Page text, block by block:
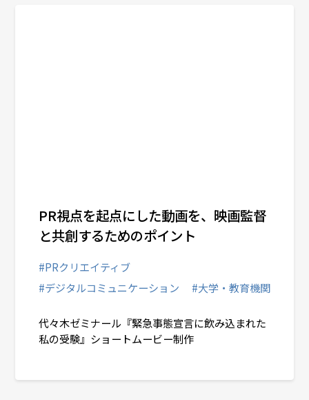
代々木ゼミナール『緊急事態宣言に飲み込まれた
私の受験』ショートムービー制作
#PRクリエイティブ
#デジタルコミュニケーション
#大学・教育機関
PR視点を起点にした動画を、映画監督
と共創するためのポイント